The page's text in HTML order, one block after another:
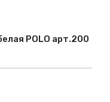
POLO арт.200